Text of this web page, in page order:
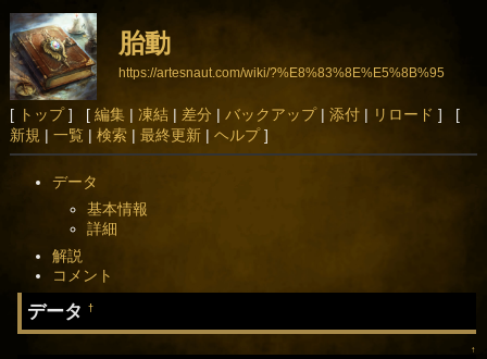
胎動
https://artesnaut.com/wiki/?%E8%83%8E%E5%8B%95
[ トップ] [ 編集| 凍結 | 差分 | バックアップ| 添付| リロード ] [
新規 | 一覧 | 検索| 最終更新| ヘルプ]
データ
基本情報
詳細
解説
コメント
データ†
↑